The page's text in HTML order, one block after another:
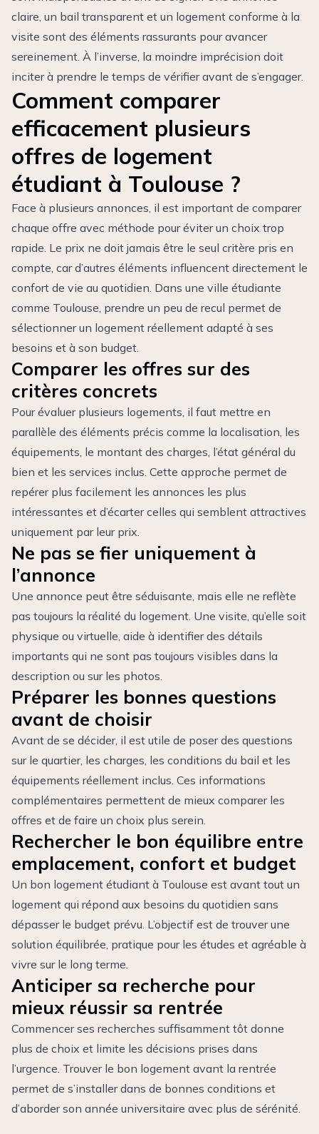
claire, un bail transparent et un logement conforme à la
visite sont des éléments rassurants pour avancer
sereinement. À l’inverse, la moindre imprécision doit
inciter à prendre le temps de vérifier avant de s’engager.
Comment comparer
efficacement plusieurs
offres de logement
étudiant à Toulouse ?
Face à plusieurs annonces, il est important de comparer
chaque offre avec méthode pour éviter un choix trop
rapide. Le prix ne doit jamais être le seul critère pris en
compte, car d’autres éléments influencent directement le
confort de vie au quotidien. Dans une ville étudiante
comme Toulouse, prendre un peu de recul permet de
sélectionner un logement réellement adapté à ses
besoins et à son budget.
Comparer les offres sur des
critères concrets
Pour évaluer plusieurs logements, il faut mettre en
parallèle des éléments précis comme la localisation, les
équipements, le montant des charges, l’état général du
bien et les services inclus. Cette approche permet de
repérer plus facilement les annonces les plus
intéressantes et d’écarter celles qui semblent attractives
uniquement par leur prix.
Ne pas se fier uniquement à
l’annonce
Une annonce peut être séduisante, mais elle ne reflète
pas toujours la réalité du logement. Une visite, qu’elle soit
physique ou virtuelle, aide à identifier des détails
importants qui ne sont pas toujours visibles dans la
description ou sur les photos.
Préparer les bonnes questions
avant de choisir
Avant de se décider, il est utile de poser des questions
sur le quartier, les charges, les conditions du bail et les
équipements réellement inclus. Ces informations
complémentaires permettent de mieux comparer les
offres et de faire un choix plus serein.
Rechercher le bon équilibre entre
emplacement, confort et budget
Un bon logement étudiant à Toulouse est avant tout un
logement qui répond aux besoins du quotidien sans
dépasser le budget prévu. L’objectif est de trouver une
solution équilibrée, pratique pour les études et agréable à
vivre sur le long terme.
Anticiper sa recherche pour
mieux réussir sa rentrée
Commencer ses recherches suffisamment tôt donne
plus de choix et limite les décisions prises dans
l’urgence. Trouver le bon logement avant la rentrée
permet de s’installer dans de bonnes conditions et
d’aborder son année universitaire avec plus de sérénité.